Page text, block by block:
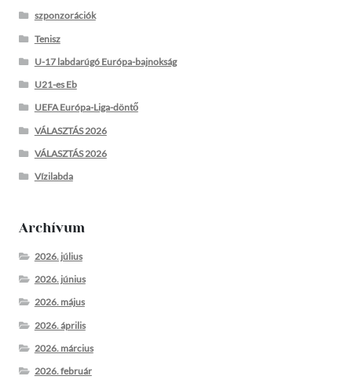
szponzorációk
Tenisz
U-17 labdarúgó Európa-bajnokság
U21-es Eb
UEFA Európa-Liga-döntő
VÁLASZTÁS 2026
VÁLASZTÁS 2026
Vízilabda
Archívum
2026. július
2026. június
2026. május
2026. április
2026. március
2026. február